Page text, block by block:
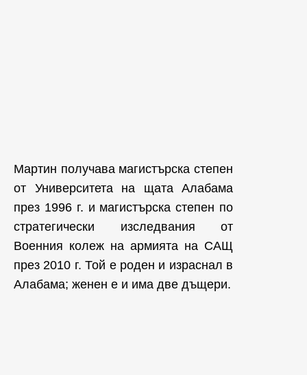
Мартин получава магистърска степен
от Университета на щата Алабама
през 1996 г. и магистърска степен по
стратегически изследвания от
Военния колеж на армията на САЩ
през 2010 г. Той е роден и израснал в
Алабама; женен е и има две дъщери.